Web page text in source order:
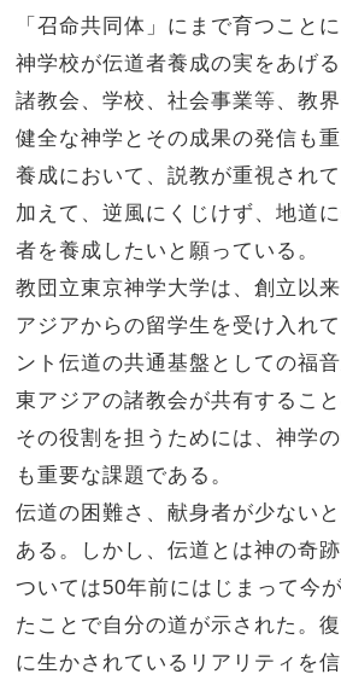
「召命共同体」にまで育つこと
神学校が伝道者養成の実をあげ
諸教会、学校、社会事業等、教
健全な神学とその成果の発信も
養成において、説教が重視され
加えて、逆風にくじけず、地道
者を養成したいと願っている。
教団立東京神学大学は、創立以
アジアからの留学生を受け入れ
ント伝道の共通基盤としての福
東アジアの諸教会が共有するこ
その役割を担うためには、神学
も重要な課題である。
伝道の困難さ、献身者が少ない
ある。しかし、伝道とは神の奇
ついては50年前にはじまって今
たことで自分の道が示された。
に生かされているリアリティを